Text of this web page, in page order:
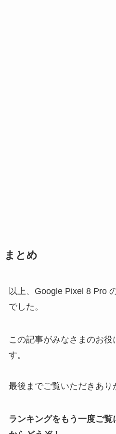
まとめ
以上、Google Pixel 8 Pro
でした。
この記事がみなさまのお
す。
最後までご覧いただきあり
ランキングをもう一度ご